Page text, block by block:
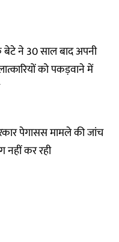
ने 30 साल बाद अपनी
को पकड़वाने में
पेगासस मामले की जांच
नहीं कर रही